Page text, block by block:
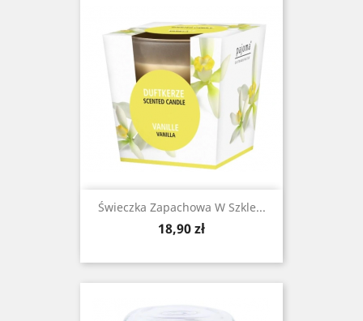
Świeczka Zapachowa W Szkle...
Cena
18,90 zł